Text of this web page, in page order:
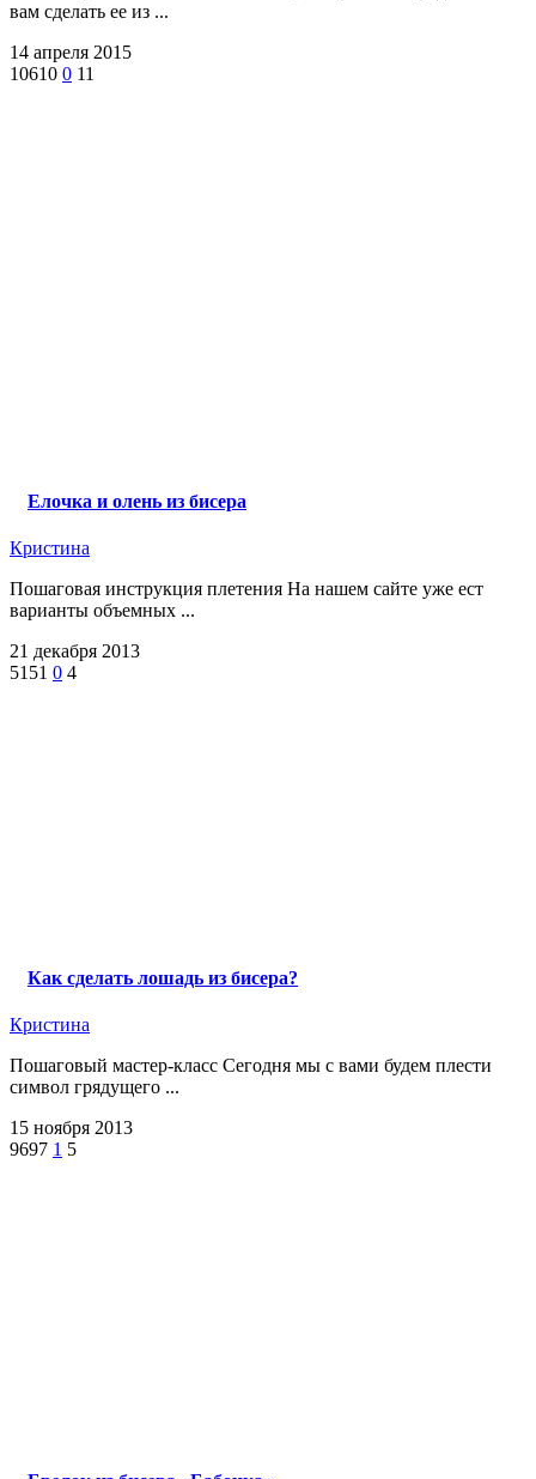
вам сделать ее из ...
14 апреля 2015
10610 0 11
Елочка и олень из бисера
Кристина
Пошаговая инструкция плетения На нашем сайте уже ест
варианты объемных ...
21 декабря 2013
5151 0 4
Как сделать лошадь из бисера?
Кристина
Пошаговый мастер-класс Сегодня мы с вами будем плести
символ грядущего ...
15 ноября 2013
9697 1 5